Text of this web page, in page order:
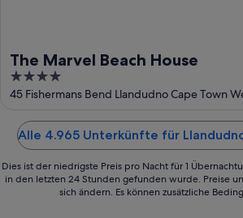
The Marvel Beach House
4
out
45 Fishermans Bend Llandudno Cape Town
Alle 4.965 Unterkünfte für
Dies ist der niedrigste Preis pro Nacht für 1
in den letzten 24 Stunden gefunden wurde. Preise
sich ändern. Es können zusätzliche